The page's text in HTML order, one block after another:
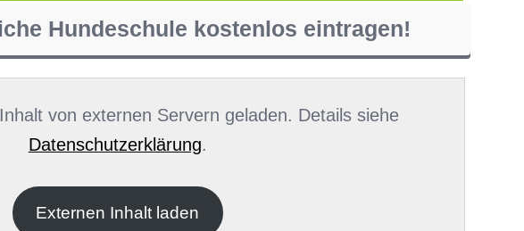
Hundeschule kostenlos eintragen!
von externen Servern geladen. Details siehe
Datenschutzerklärung.
Externen Inhalt laden